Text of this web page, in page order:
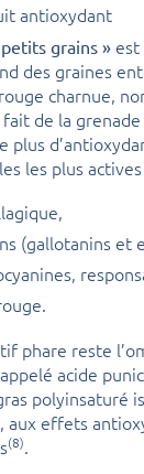
antioxydant
grains »
des graines
charnue,
fait de la
plus
les plus
(gallotanins et
phare reste
acide
polyinsaturé
aux effets
(8).